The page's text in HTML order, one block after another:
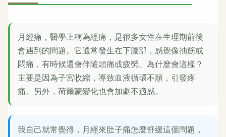
月經痛，醫學上稱為經痛，是很多女性在生理期前後
會遇到的問題。它通常發生在下腹部，感覺像抽筋或
悶痛，有時候還會伴隨頭痛或疲勞。為什麼會這樣？
主要是因為子宮收縮，導致血液循環不順，引發疼
痛。另外，荷爾蒙變化也會加劇不適感。
我自己就常覺得，月經來肚子痛怎麼舒緩這個問題，